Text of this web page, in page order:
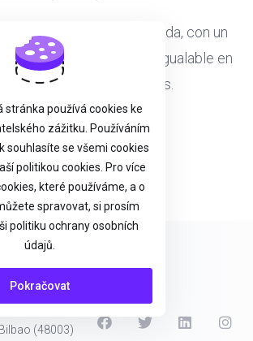
experiencia de juego fluida, con un
y una fiabilidad inigualable en
multijugador favoritos.
(48003)
stránka používá cookies ke
zážitku. Používáním
souhlasíte se všemi cookies
politikou cookies. Pro více
které používáme, a o
spravovat, si prosím
politiku ochrany osobních
údajů.
Pokračovat